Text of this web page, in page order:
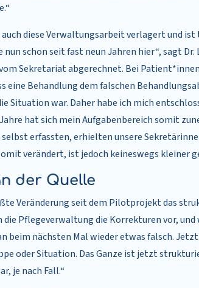
auch diese Verwaltungsarbeit verlagert und
schon seit fast neun Jahren hier“, sagt
Sekretariat abgerechnet. Bei
eine Behandlung dem falschen
Situation war. Daher habe ich mich
hat sich mein Aufgabenbereich somit
erfassten, erhielten unsere
verändert, ist jedoch keineswegs kleiner
der Quelle
Veränderung seit dem Pilotprojekt das
die Pflegeverwaltung die Korrekturen vor,
beim nächsten Mal wieder etwas falsch.
oder Situation. Das Ganze ist jetzt
je nach Fall.“